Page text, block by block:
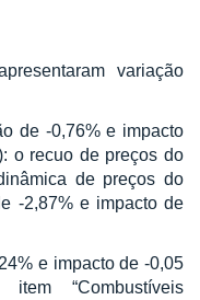
variação
de -0,76% e impacto
o recuo de preços do
de preços do
-2,87% e impacto de
e impacto de -0,05
“Combustíveis